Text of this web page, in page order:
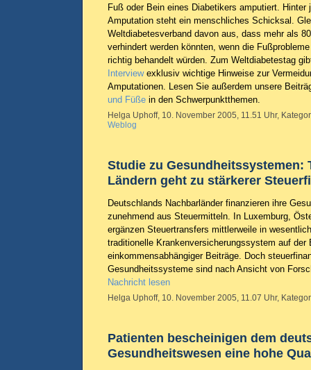
Fuß oder Bein eines Diabetikers amputiert. Hinter
Amputation steht ein menschliches Schicksal.
Weltdiabetesverband davon aus, dass mehr als
verhindert werden könnten, wenn die
richtig behandelt würden. Zum Weltdiabetestag
Interviewexklusiv wichtige Hinweise zur
Amputationen. Lesen Sie außerdem unsere
und Füße in den Schwerpunktthemen.
Helga Uphoff, 10. November 2005, 11.51 Uhr,
Weblog
Studie zu Gesundheitssystemen:
Ländern geht zu stärkerer
Deutschlands Nachbarländer finanzieren ihre
zunehmend aus Steuermitteln. In Luxemburg,
ergänzen Steuertransfers mittlerweile in
traditionelle Krankenversicherungssystem auf der
einkommensabhängiger Beiträge. Doch
Gesundheitssysteme sind nach Ansicht von
Nachricht lesen
Helga Uphoff, 10. November 2005, 11.07 Uhr,
Patienten bescheinigen dem
Gesundheitswesen eine hohe